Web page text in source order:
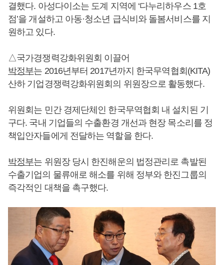
결했다. 아성다이소는 도계 지역에 ‘다누리하우스 1호
점’을 개설하고 아동·청소년 급식비와 돌봄서비스를 지
원하고 있다.
△국가경쟁력강화위원회 이끌어
박정부는 2016년부터 2017년까지 한국무역협회(KITA)
산하 기업경쟁력강화위원회의 위원장으로 활동했다.
위원회는 민간 경제단체인 한국무역협회 내 설치된 기
구다. 국내 기업들의 수출환경 개선과 현장 목소리를 정
책입안자들에게 전달하는 역할을 한다.
박정부는 위원장 당시 한진해운의 법정관리로 촉발된
수출기업의 물류애로 해소를 위해 정부와 한진그룹의
즉각적인 대책을 촉구했다.